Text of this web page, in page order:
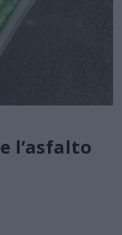
l’asfalto